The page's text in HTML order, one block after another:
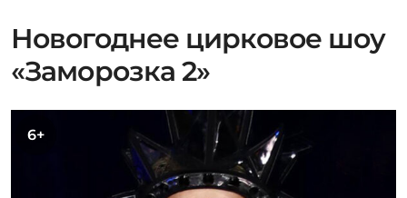
Новогоднее цирковое шоу
«Заморозка 2»
6+